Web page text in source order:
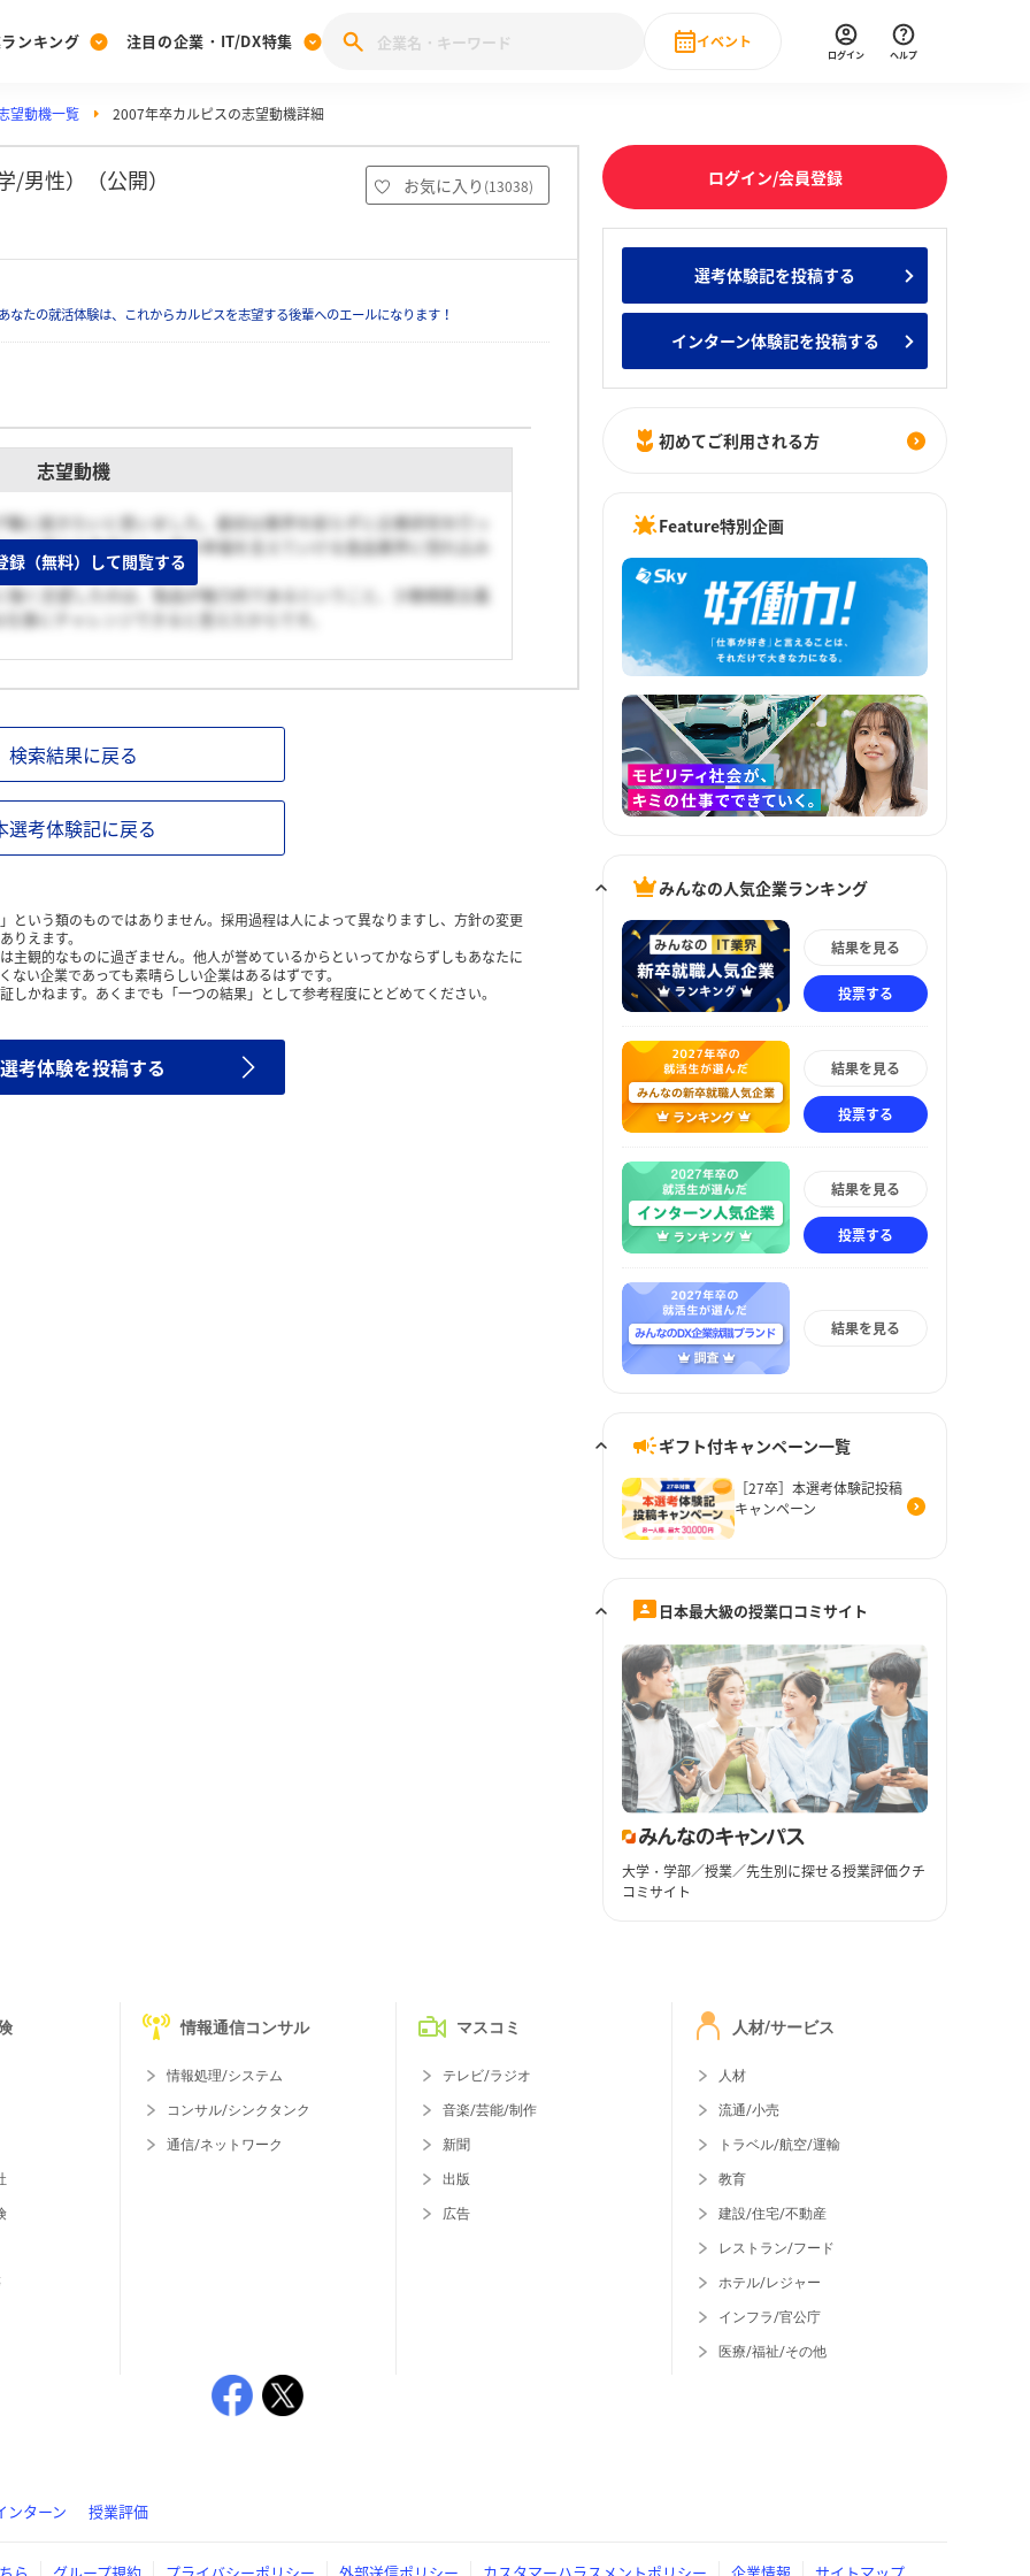
[27卒] 本選考体験記投稿キャンペーン
ンキング
みんなのDX企業就職ブランド調査
みんなの新卒就職人気企業ランキング みんなのインターン人気企業ランキ
注目の企業・IT/DX特集
28卒 IT・DX現場社員インタビュー
イベント
直近のイベント一覧
ログイン ヘルプ
望動機一覧 2007年卒カルピスの志望動機詳細
男性）（公開） お気に入り (13038)
たの就活体験は、これからカルピスを志望する後輩へのエールになります！
志望動機
就きたいと思いました。最初は業界を絞らずに企業研究を行っ
う様々な角度から人間の幸福を支えていける食品業界に惚れ込み
く志望したのは、製品が魅力的であるということ、少数精鋭主義
事にチャレンジできると思えたからです。
録（無料）して閲覧する
検索結果に戻る
選考体験記に戻る
という類のものではありません。採用過程は人によって異なりますし、方針の変更
りえます。
主観的なものに過ぎません。他人が誉めているからといってかならずしもあなたに
い企業であっても素晴らしい企業はあるはずです。
かねます。あくまでも「一つの結果」として参考程度にとどめてください。
考体験を投稿する
ログイン/会員登録
選考体験記を投稿する
インターン体験記を投稿する
初めてご利用される方
Feature特別企画
みんなの人気企業ランキング
結果を見る
投票する
結果を見る
投票する
結果を見る
投票する
結果を見る
ギフト付キャンペーン一覧
［27卒］本選考体験記投稿
キャンペーン
日本最大級の授業口コミサイト
大学・学部／授業／先生別に探せる授業評価クチ
コミサイト
情報通信コンサル
情報処理/システム
コンサル/シンクタンク
通信/ネットワーク
マスコミ
テレビ/ラジオ
音楽/芸能/制作
新聞
出版
広告
人材/サービス
人材
流通/小売
トラベル/航空/運輸
教育
建設/住宅/不動産
レストラン/フード
ホテル/レジャー
インフラ/官公庁
医療/福祉/その他
ンターン 授業評価